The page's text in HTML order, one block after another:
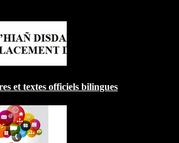
et textes officiels bilingues